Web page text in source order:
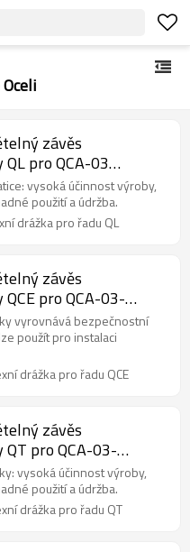
závěs
pro QCA-03
vysoká účinnost výroby,
použití a údržba.
drážka pro řadu QL
závěs
pro QCA-03-
vyrovnává bezpečnostní
použít pro instalaci
drážka pro řadu QCE
závěs
pro QCA-03-
vysoká účinnost výroby,
použití a údržba.
drážka pro řadu QT